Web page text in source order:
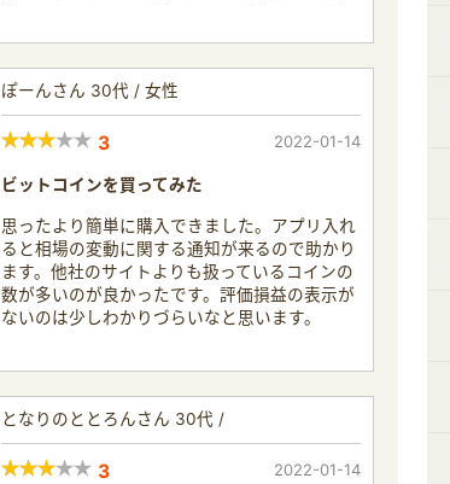
ぽーんさん 30代 / 女性
3 2022-01-14
ビットコインを買ってみた
思ったより簡単に購入できました。アプリ入れ
ると相場の変動に関する通知が来るので助かり
ます。他社のサイトよりも扱っているコインの
数が多いのが良かったです。評価損益の表示が
ないのは少しわかりづらいなと思います。
となりのととろんさん 30代 /
3 2022-01-14